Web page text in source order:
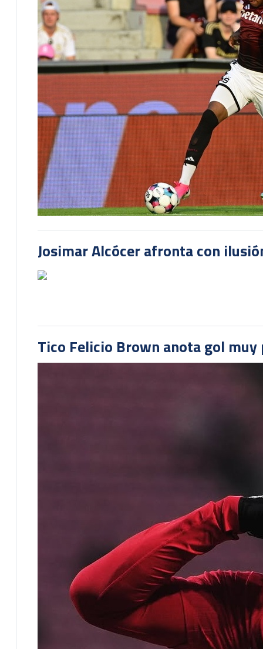
Josimar Alcócer afronta con
Tico Felicio Brown anota gol muy